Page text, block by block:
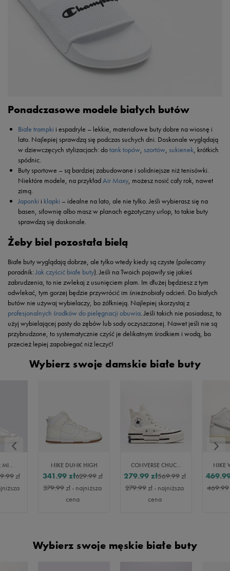
Ponadczasowe modele białych butów
Białe trampki i espadryle – lekkie, materiałowe buty dobre na wiosnę i
lato. Najlepiej sprawdzą się podczas suchych dni. Doskonale wyglądają
w dziewczęcych stylizacjach: dotank topów, szortów, sukienek, krótkich
spódnic.
Buty sportowe – są bardziej zabudowane i solidniejsze niż tenisówki.
Niektóre modele, na przykładAir Maxy, możesz nosić cały rok, nawet
zimą.
Japonki i klapki – idealne na lato, ale nie tylko. Jeśli wybierasz się na
basen, siłownię albo masz w planach egzotyczny urlop, to takie buty
sprawdzą się doskonale.
Żeby biel pozostała bielą
Białe buty wyglądają dobrze, ale tylko wtedy kiedy są czyste (polecamy
poradnik:Jak czyścić białe buty). Jeśli na Twoich pojawiły się jakieś
zabrudzenia, to nie zwlekaj z usunięciem plam. Im dłużej będziesz z tym
odwlekać, tym gorzej będzie przywrócić im śnieżnobiały odcień. Do białych
butów nie używaj wybielaczy, bo żółknieją. Najlepiej skorzystaj z
profesjonalnych środków do pielęgnacji obuwia. Jeśli takich nie posiadasz, to
użyj wybielającej pasty do zębów lub sody oczyszczonej. Nawet jeśli nie są
przybrudzone, to systematycznie czyść je delikatnym środkiem i wodą, bo
przecież lepiej zapobiegać niż leczyć!
Wybierz swoje damskie białe buty
NIKE BLAZER MID 77
zł
NIKE DUNK HIGH
629.99zł
341.99 zł
379.99zł- najniższa
cena
CONVERSE CHUCK 70 PLUS
569.99zł
279.99 zł
279.99zł- najniższa
cena
469.99
Wybierz swoje męskie białe buty